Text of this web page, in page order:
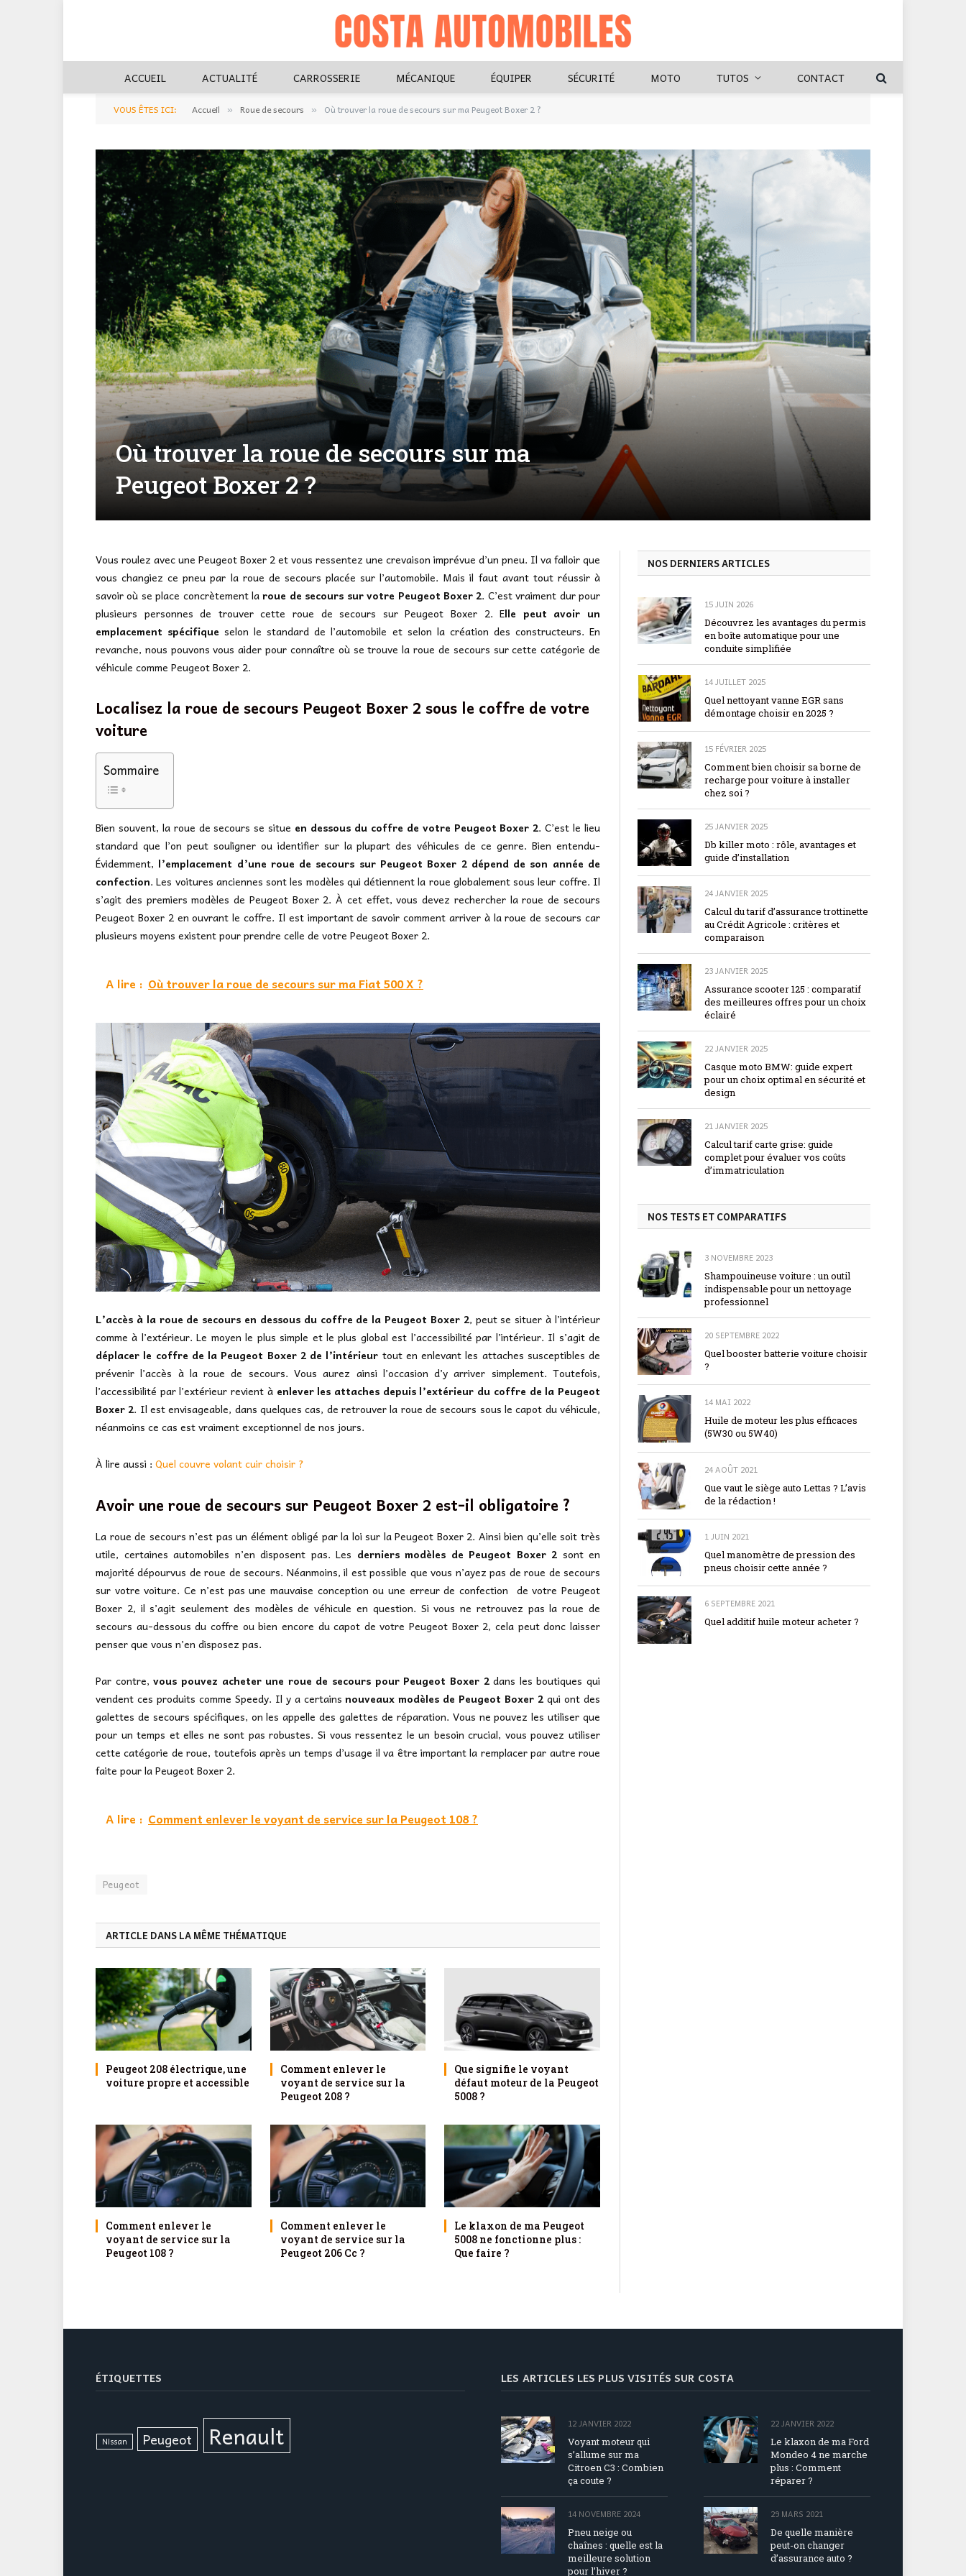
ACCUEIL ACTUALITÉ CARROSSERIE MÉCANIQUE ÉQUIPER SÉCURITÉ MOTO TUTOS CONTACT
VOUS ÊTES ICI: Accueil » Roue de secours » Où trouver la roue de secours sur ma Peugeot Boxer 2 ?
Où trouver la roue de secours sur ma
Peugeot Boxer 2 ?
Vous roulez avec une Peugeot Boxer 2 et vous ressentez une crevaison imprévue d’un pneu. Il va falloir que
vous changiez ce pneu par la roue de secours placée sur l’automobile. Mais il faut avant tout réussir à
savoir où se place concrètement laroue de secours sur votre Peugeot Boxer 2. C’est vraiment dur pour
plusieurs personnes de trouver cette roue de secours sur Peugeot Boxer 2. Elle peut avoir un
emplacement spécifique selon le standard de l’automobile et selon la création des constructeurs. En
revanche, nous pouvons vous aider pour connaître où se trouve la roue de secours sur cette catégorie de
véhicule comme Peugeot Boxer 2.
Localisez la roue de secours Peugeot Boxer 2 sous le coffre de votre
voiture
Sommaire
Bien souvent, la roue de secours se situe en dessous du coffre de votre Peugeot Boxer 2. C’est le lieu
standard que l’on peut souligner ou identifier sur la plupart des véhicules de ce genre. Bien entendu-
Évidemment, l’emplacement d’une roue de secours sur Peugeot Boxer 2 dépend de son année de
confection. Les voitures anciennes sont les modèles qui détiennent la roue globalement sous leur coffre. Il
s’agit des premiers modèles de Peugeot Boxer 2. À cet effet, vous devez rechercher la roue de secours
Peugeot Boxer 2 en ouvrant le coffre. Il est important de savoir comment arriver à la roue de secours car
plusieurs moyens existent pour prendre celle de votre Peugeot Boxer 2.
A lire : Où trouver la roue de secours sur ma Fiat 500 X ?
L’accès à la roue de secours en dessous du coffre de la Peugeot Boxer 2, peut se situer à l’intérieur
comme à l’extérieur. Le moyen le plus simple et le plus global est l’accessibilité par l’intérieur. Il s’agit de
déplacer le coffre de la Peugeot Boxer 2 de l’intérieur tout en enlevant les attaches susceptibles de
prévenir l’accès à la roue de secours. Vous aurez ainsi l’occasion d’y arriver simplement. Toutefois,
l’accessibilité par l’extérieur revient à enlever les attaches depuis l’extérieur du coffre de la Peugeot
Boxer 2. Il est envisageable, dans quelques cas, de retrouver la roue de secours sous le capot du véhicule,
néanmoins ce cas est vraiment exceptionnel de nos jours.
À lire aussi : Quel couvre volant cuir choisir ?
Avoir une roue de secours sur Peugeot Boxer 2 est-il obligatoire ?
La roue de secours n’est pas un élément obligé par la loi sur la Peugeot Boxer 2. Ainsi bien qu’elle soit très
utile, certaines automobiles n’en disposent pas. Les derniers modèles de Peugeot Boxer 2 sont en
majorité dépourvus de roue de secours. Néanmoins, il est possible que vous n’ayez pas de roue de secours
sur votre voiture. Ce n’est pas une mauvaise conception ou une erreur de confection de votre Peugeot
Boxer 2, il s’agit seulement des modèles de véhicule en question. Si vous ne retrouvez pas la roue de
secours au-dessous du coffre ou bien encore du capot de votre Peugeot Boxer 2, cela peut donc laisser
penser que vous n’en disposez pas.
Par contre,vous pouvez acheter une roue de secours pour Peugeot Boxer 2dans les boutiques qui
vendent ces produits comme Speedy. Il y a certainsnouveaux modèles de Peugeot Boxer 2 qui ont des
galettes de secours spécifiques, on les appelle des galettes de réparation. Vous ne pouvez les utiliser que
pour un temps et elles ne sont pas robustes. Si vous ressentez le un besoin crucial, vous pouvez utiliser
cette catégorie de roue, toutefois après un temps d’usage il va être important la remplacer par autre roue
faite pour la Peugeot Boxer 2.
A lire : Comment enlever le voyant de service sur la Peugeot 108 ?
Peugeot
ARTICLE DANS LA MÊME THÉMATIQUE
Peugeot 208 électrique, une
voiture propre et accessible
Comment enlever le
voyant de service sur la
Peugeot 208 ?
Que signifie le voyant
défaut moteur de la Peugeot
5008 ?
Comment enlever le
voyant de service sur la
Peugeot 108 ?
Comment enlever le
voyant de service sur la
Peugeot 206 Cc ?
Le klaxon de ma Peugeot
5008 ne fonctionne plus :
Que faire ?
NOS DERNIERS ARTICLES
15 JUIN 2026
Découvrez les avantages du permis
en boîte automatique pour une
conduite simplifiée
14 JUILLET 2025
Quel nettoyant vanne EGR sans
démontage choisir en 2025 ?
15 FÉVRIER 2025
Comment bien choisir sa borne de
recharge pour voiture à installer
chez soi ?
25 JANVIER 2025
Db killer moto : rôle, avantages et
guide d’installation
24 JANVIER 2025
Calcul du tarif d’assurance trottinette
au Crédit Agricole : critères et
comparaison
23 JANVIER 2025
Assurance scooter 125 : comparatif
des meilleures offres pour un choix
éclairé
22 JANVIER 2025
Casque moto BMW: guide expert
pour un choix optimal en sécurité et
design
21 JANVIER 2025
Calcul tarif carte grise: guide
complet pour évaluer vos coûts
d’immatriculation
NOS TESTS ET COMPARATIFS
3 NOVEMBRE 2023
Shampouineuse voiture : un outil
indispensable pour un nettoyage
professionnel
20 SEPTEMBRE 2022
Quel booster batterie voiture choisir
?
14 MAI 2022
Huile de moteur les plus efficaces
(5W30 ou 5W40)
24 AOÛT 2021
Que vaut le siège auto Lettas ? L’avis
de la rédaction !
1 JUIN 2021
Quel manomètre de pression des
pneus choisir cette année ?
6 SEPTEMBRE 2021
Quel additif huile moteur acheter ?
ÉTIQUETTES
Nissan Peugeot Renault
LES ARTICLES LES PLUS VISITÉS SUR COSTA
12 JANVIER 2022
Voyant moteur qui
s’allume sur ma
Citroen C3 : Combien
ça coute ?
22 JANVIER 2022
Le klaxon de ma Ford
Mondeo 4 ne marche
plus : Comment
réparer ?
14 NOVEMBRE 2024
Pneu neige ou
chaînes : quelle est la
meilleure solution
pour l’hiver ?
29 MARS 2021
De quelle manière
peut-on changer
d’assurance auto ?